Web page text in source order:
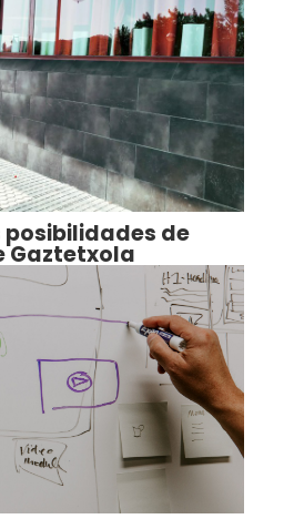
posibilidades de
Gaztetxola